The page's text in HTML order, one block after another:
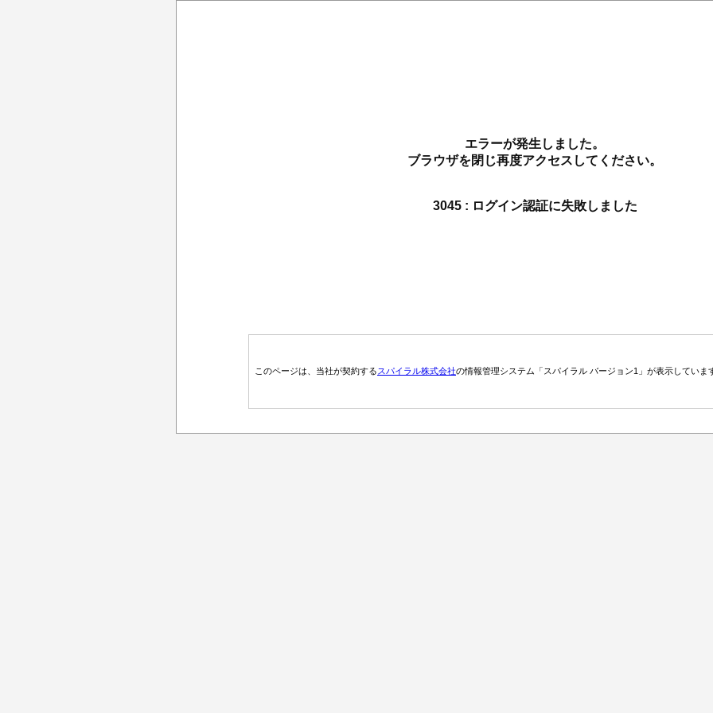
エラーが発生しました。
ブラウザを閉じ再度アクセスしてください。
3045 : ログイン認証に失敗しました
このページは、当社が契約するスパイラル株式会社の情報管理システム「スパイラル バージョン1」が表示していま